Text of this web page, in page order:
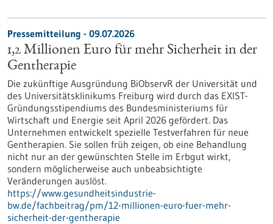
Pressemitteilung - 09.07.2026
1,2 Millionen Euro für mehr Sicherheit in der
Gentherapie
Die zukünftige Ausgründung BiObservR der Universität und
des Universitätsklinikums Freiburg wird durch das EXIST-
Gründungsstipendiums des Bundesministeriums für
Wirtschaft und Energie seit April 2026 gefördert. Das
Unternehmen entwickelt spezielle Testverfahren für neue
Gentherapien. Sie sollen früh zeigen, ob eine Behandlung
nicht nur an der gewünschten Stelle im Erbgut wirkt,
sondern möglicherweise auch unbeabsichtigte
Veränderungen auslöst.
https://www.gesundheitsindustrie-
bw.de/fachbeitrag/pm/12-millionen-euro-fuer-mehr-
sicherheit-der-gentherapie